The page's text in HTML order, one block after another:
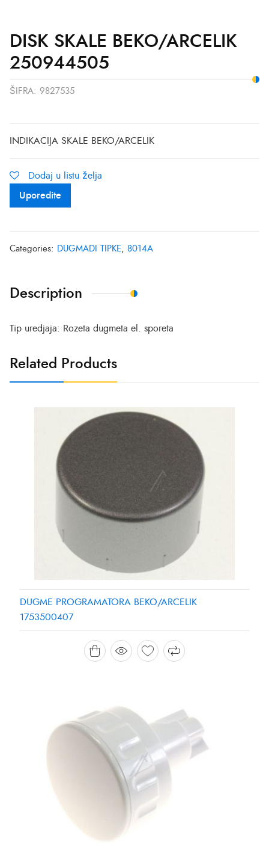
DISK SKALE BEKO/ARCELIK
250944505
ŠIFRA: 9827535
INDIKACIJA SKALE BEKO/ARCELIK
Dodaj u listu želja
Uporedite
Categories: DUGMADI TIPKE, 8014A
Description
Tip uredjaja: Rozeta dugmeta el. sporeta
Related Products
DUGME PROGRAMATORA BEKO/ARCELIK
1753500407